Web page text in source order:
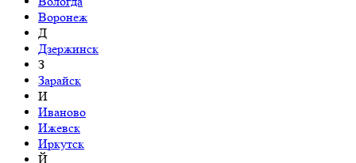
Воронеж
Д
Дзержинск
З
Зарайск
И
Иваново
Ижевск
Иркутск
Й